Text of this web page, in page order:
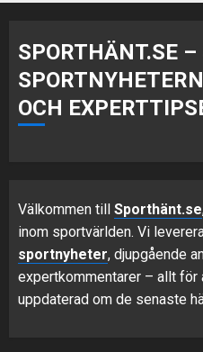
SPORTHÄNT.SE
OCH
Välkommen till Sporthänt.se
inom sportvärlden. Vi
sportnyheter, djupgående
expertkommentarer – allt för
uppdaterad om de senaste